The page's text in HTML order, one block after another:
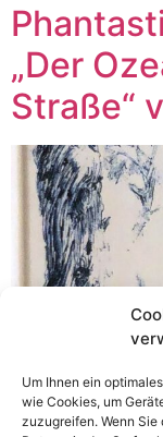
Um Ihnen ein
wie Cookies, um
zuzugreifen. Wenn
„Der
Straße“